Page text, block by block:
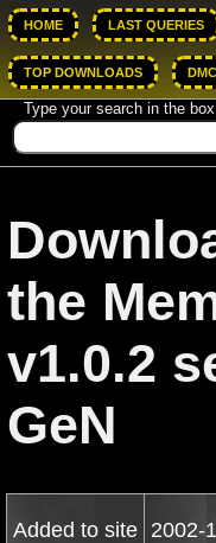
HOME LAST QUERIES
TOP DOWNLOADS
Type your search in the
the
v1.0.2
GeN
Added to site 2002-